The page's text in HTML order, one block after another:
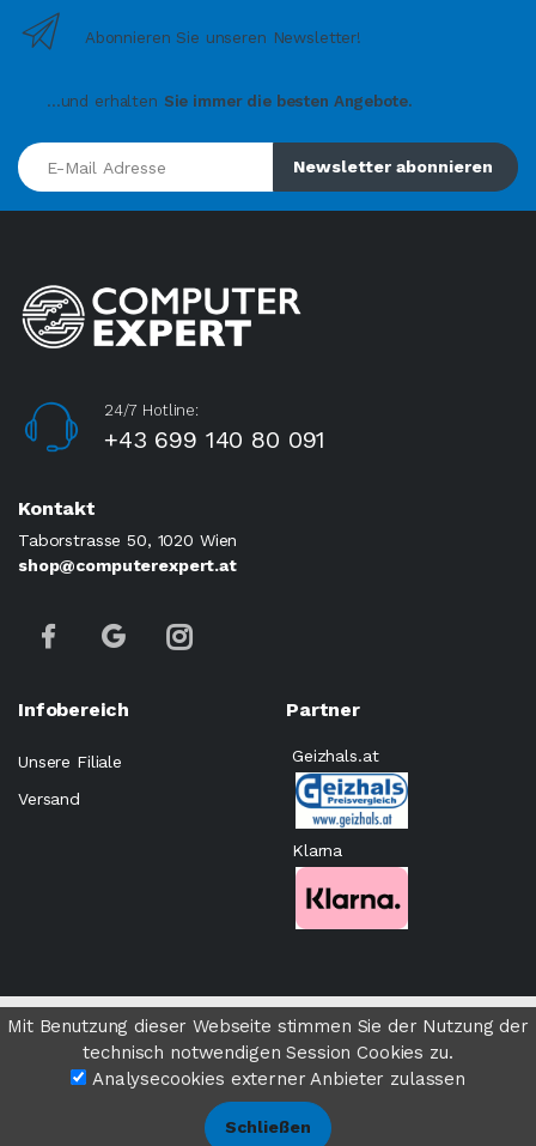
Mit Benutzung dieser Webseite stimmen Sie der Nutzung der
technisch notwendigen Session Cookies zu.
Analysecookies externer Anbieter zulassen
Schließen
Abonnieren Sie unseren Newsletter!
...und erhalten Sie immer die besten Angebote.
E-Mail Adresse
Newsletter abonnieren
24/7 Hotline:
+43 699 140 80 091
Kontakt
Taborstrasse 50, 1020 Wien
shop@computerexpert.at
Infobereich
Unsere Filiale
Versand
Partner
Geizhals.at
Klarna
©Computer Expert Wien- All rights Reserved.
Impressum AGB Cookies Datenschutz